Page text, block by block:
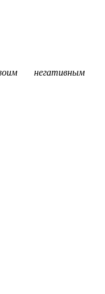
своим негативным